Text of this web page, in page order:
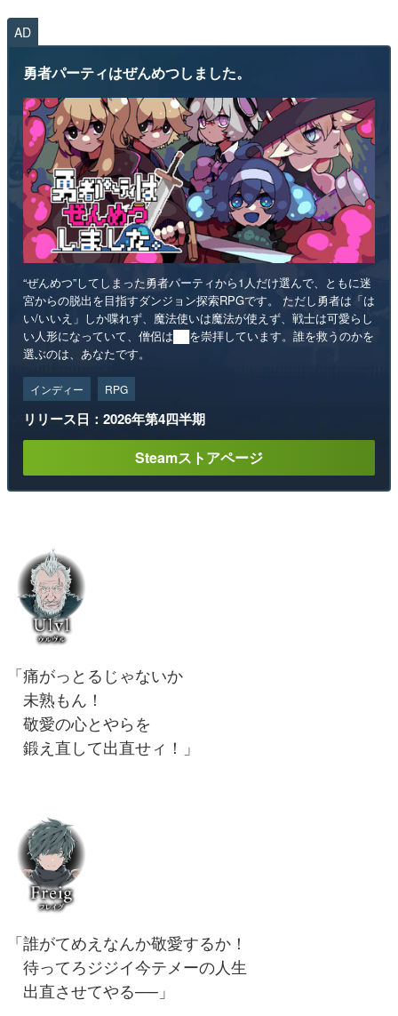
AD
勇者パーティはぜんめつしました。
“ぜんめつ”してしまった勇者パーティから1人だけ選んで、ともに迷
宮からの脱出を目指すダンジョン探索RPGです。 ただし勇者は「は
い/いいえ」しか喋れず、魔法使いは魔法が使えず、戦士は可愛らし
い人形になっていて、僧侶は██を崇拝しています。誰を救うのかを
選ぶのは、あなたです。
インディー RPG
リリース日：2026年第4四半期
Steamストアページ
「痛がっとるじゃないか
未熟もん！
敬愛の心とやらを
鍛え直して出直せィ！」
「誰がてめえなんか敬愛するか！
待ってろジジイ今テメーの人生
出直させてやる──」